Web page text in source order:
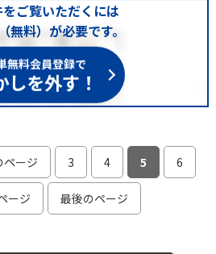
ご覧いただくには
無料）が必要です。
無料会員登録で
しを外す！
ページ 3 4 5 6
ージ 最後のページ